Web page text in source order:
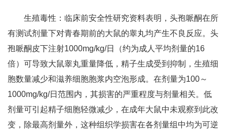
生殖毒性：临床前安全性研究资料表明，头孢哌酮在所
有测试剂量下对青春期前的大鼠的睾丸均产生不良反应。头
孢哌酮皮下注射1000mg/kg/日（约为成人平均剂量的16
倍）可导致大鼠睾丸重量降低，精子生成受到抑制，生殖细
胞数量减少和滋养细胞胞浆内空泡形成。在剂量为100～
1000mg/kg/日范围内，其损害的严重程度与剂量相关。低
剂量可引起精子细胞轻微减少，在成年大鼠中未观察到此改
变，除最高剂量外，这种组织学损害在各剂量组中均为可逆